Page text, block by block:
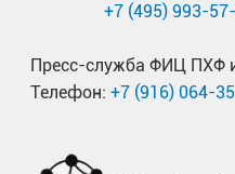
+7 (495) 993-
Пресс-служба ФИЦ ПХФ
Телефон: +7 (916) 064-